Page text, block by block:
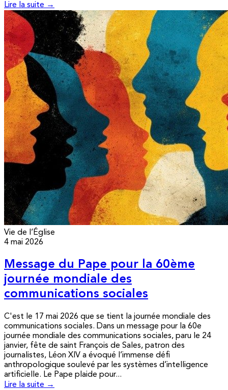
Lire la suite →
Vie de l’Église
4 mai 2026
Message du Pape pour la 60ème
journée mondiale des
communications sociales
C'est le 17 mai 2026 que se tient la journée mondiale des
communications sociales. Dans un message pour la 60e
journée mondiale des communications sociales, paru le 24
janvier, fête de saint François de Sales, patron des
journalistes, Léon XIV a évoqué l’immense défi
anthropologique soulevé par les systèmes d’intelligence
artificielle. Le Pape plaide pour...
Lire la suite →